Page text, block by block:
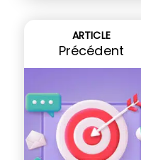
ARTICLE
Précédent